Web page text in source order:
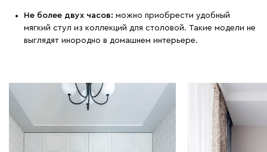
Не более двух часов: можно приобрести удобный
мягкий стул из коллекций для столовой. Такие модели не
выглядят инородно в домашнем интерьере.